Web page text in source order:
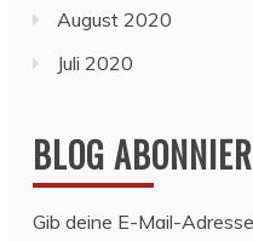
August 2020
Juli 2020
BLOG
Gib deine E-Mail-